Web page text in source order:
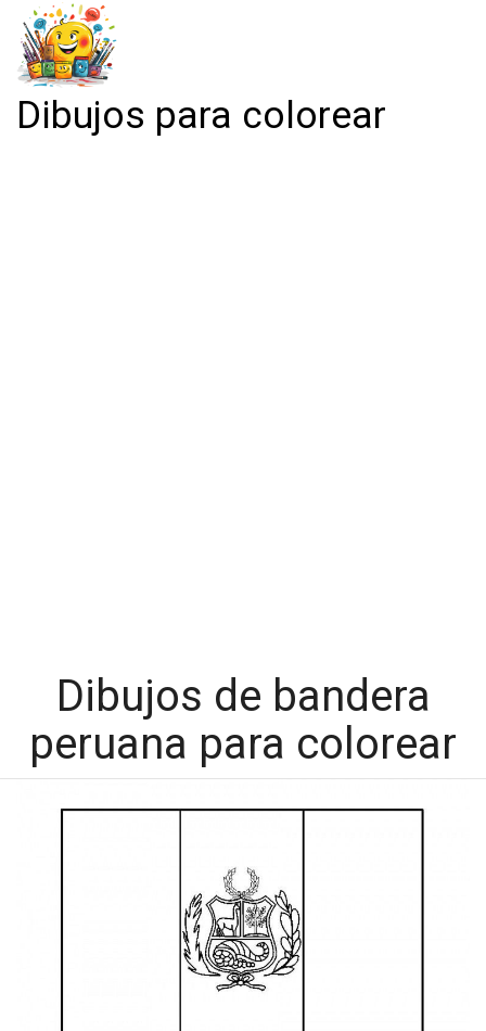
Dibujos para colorear
Dibujos de bandera
peruana para colorear